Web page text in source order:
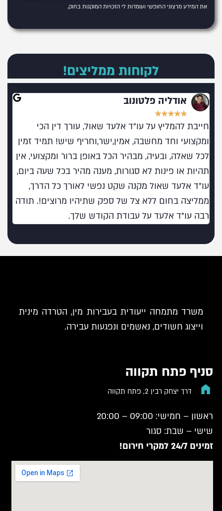
את המידע מרצוני החופשי ועומדות לי הזכויות המוקנות בחוק.
לקוחות ממליצים!
אודליה פלטונוב
★
★
★
★
★
חייבת להמליץ על עו"ד אלעד שאול, עורך דין הכי
ומקצועי וחד מחשבה, אמין,ישר,וחריף שיש! תמיד זמין
לכל שאלה, ובעיה, מבהיר הכל באופן ברור ומקצועי, אין
תהיות או פינות לא סגורות, מענה מהיר בכל שעה ביום,
עו"ד אלעד שאול מקנה שקט נפשי לאורך כל הדרך,
ממליצה בחום ללא צל של ספק שתיהיו מרוצים!. תודה
רבה עו"ד אלעד על עבודת הקודש שלך.
משרד מתמחה ייעודית בעבירות מין, הטרדה מינית
וייצוג חשודים, נאשמים ונפגעות עבירה.
סניף פתח תקווה
דרך יצחק רבין 2, פתח תקווה
ראשון – חמישי: 09:00 – 20:00
שישי – שבת: סגור
זמינים 24/7 למקרי חירום!